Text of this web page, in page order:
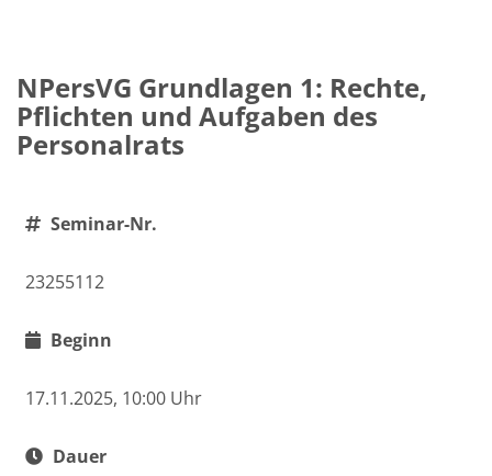
NPersVG Grundlagen 1: Rechte,
Pflichten und Aufgaben des
Personalrats
Seminar-Nr.
23255112
Beginn
17.11.2025, 10:00 Uhr
Dauer